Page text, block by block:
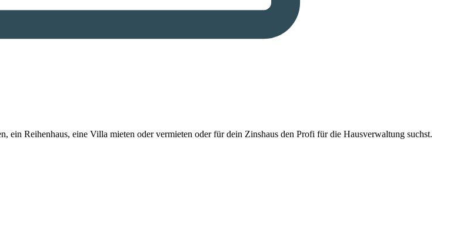
ein Reihenhaus, eine Villa mieten oder vermieten oder für dein Zinshaus den Profi für die Hausverwaltung suchst.